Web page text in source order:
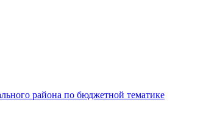
района по бюджетной тематике